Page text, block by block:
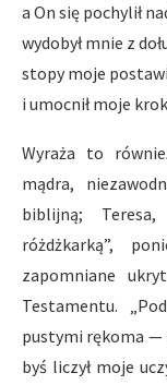
a On się pochylił
wydobył mnie z
stopy moje
i umocnił moje
Wyraża to
mądra,
biblijną;
różdżkarką”,
zapomniane
Testamentu.
pustymi rękoma —
byś liczył moje